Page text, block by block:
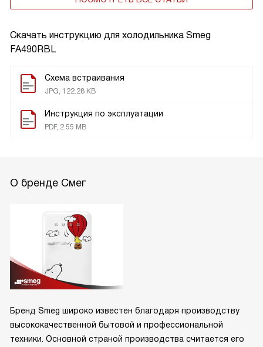
Скачать инструкцию для холодильника Smeg
FA490RBL
Схема встраивания
JPG, 122.28 KB
Инструкция по эксплуатации
PDF, 2.55 MB
О бренде Смег
Бренд Smeg широко известен благодаря производству
высококачественной бытовой и профессиональной
техники. Основной страной производства считается его